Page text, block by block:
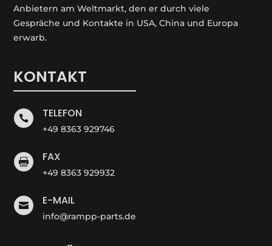
Anbietern am Weltmarkt, den er durch viele
Gespräche und Kontakte in USA, China und Europa
erwarb.
KONTAKT
 TELEFON
+49 8363 929746
 FAX
+49 8363 929932
 E-MAIL
info@rampp-parts.de